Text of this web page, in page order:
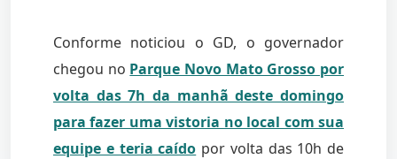
Conforme noticiou o GD, o governador
chegou no Parque Novo Mato Grosso por
volta das 7h da manhã deste domingo
para fazer uma vistoria no local com sua
equipe e teria caído por volta das 10h de